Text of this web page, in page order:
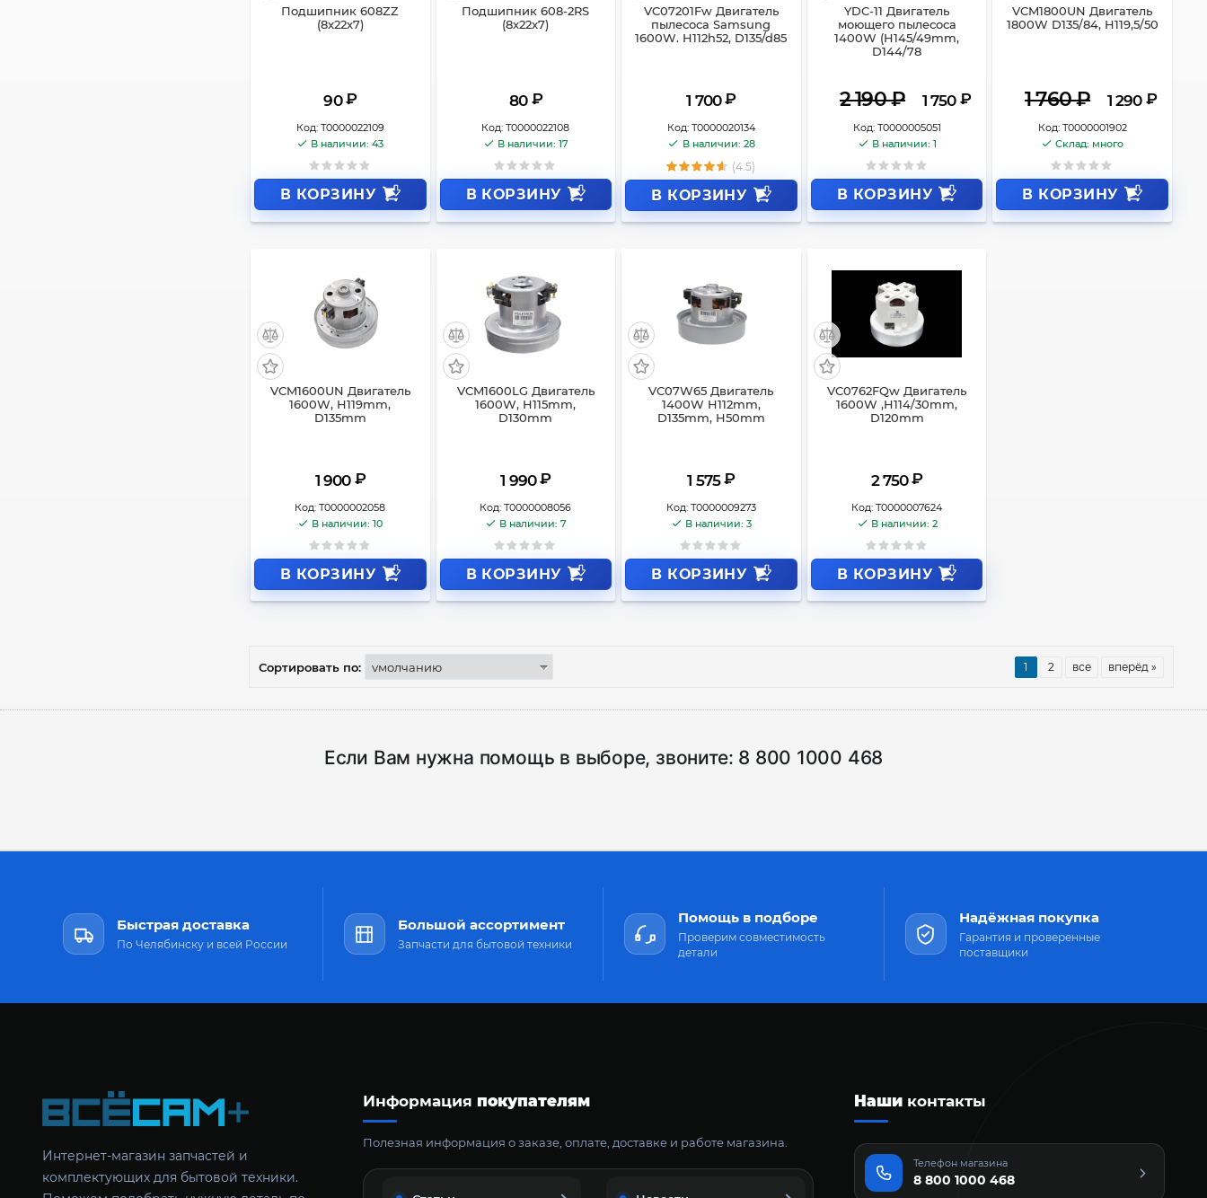
Подшипник 608ZZ
(8x22x7)
90 ₽
Код: Т0000022109
В наличии: 43
В КОРЗИНУ
Подшипник 608-2RS
(8x22x7)
80 ₽
Код: Т0000022108
В наличии: 17
В КОРЗИНУ
VC07201Fw Двигатель
пылесоса Samsung
1600W. H112h52, D135/d85
1 700 ₽
Код: Т0000020134
В наличии: 28
(4.5)
В КОРЗИНУ
YDC-11 Двигатель
моющего пылесоса
1400W (H145/49mm,
D144/78
2 190₽ 1 750 ₽
Код: Т0000005051
В наличии: 1
В КОРЗИНУ
VCM1800UN Двигатель
1800W D135/84, H119,5/50
1 760₽ 1 290 ₽
Код: Т0000001902
Склад: много
В КОРЗИНУ
VCM1600UN Двигатель
1600W, H119mm,
D135mm
1 900 ₽
Код: Т0000002058
В наличии: 10
В КОРЗИНУ
VCM1600LG Двигатель
1600W, H115mm,
D130mm
1 990 ₽
Код: Т0000008056
В наличии: 7
В КОРЗИНУ
VC07W65 Двигатель
1400W H112mm,
D135mm, H50mm
1 575 ₽
Код: Т0000009273
В наличии: 3
В КОРЗИНУ
VC0762FQw Двигатель
1600W ,H114/30mm,
D120mm
2 750 ₽
Код: Т0000007624
В наличии: 2
В КОРЗИНУ
Сортировать по: 1 2 все вперёд »
Если Вам нужна помощь в выборе, звоните: 8 800 1000 468
Быстрая доставка
По Челябинску и всей России
Большой ассортимент
Запчасти для бытовой техники
Помощь в подборе
Проверим совместимость
детали
Надёжная покупка
Гарантия и проверенные
поставщики
Интернет-магазин запчастей и
комплектующих для бытовой техники.
Информация покупателям
Полезная информация о заказе, оплате, доставке и работе магазина.
Нашиконтакты
Телефон магазина
8 800 1000 468